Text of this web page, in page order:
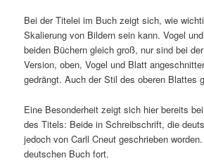
Bei der Titelei im Buch zeigt sich, wie
Skalierung von Bildern sein kann. Vogel
beiden Büchern gleich groß, nur sind bei
Version, oben, Vogel und Blatt
gedrängt. Auch der Stil des oberen Blattes
Eine Besonderheit zeigt sich hier bereits
des Titels: Beide in Schreibschrift, die
jedoch von Carll Cneut geschrieben
deutschen Buch fort.